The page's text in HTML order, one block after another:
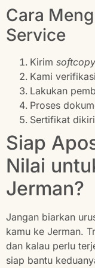
Cara
Service
Kirim softcopy
Kami
Lakukan
Proses
Sertifikat
Siap
Nilai
Jerman?
Jangan biarkan
kamu ke Jerman.
dan kalau perlu
siap bantu